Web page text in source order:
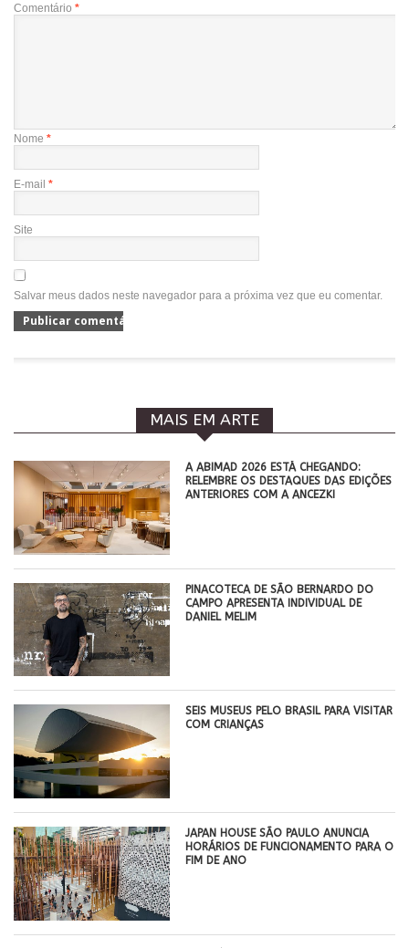
Comentário *
Nome *
E-mail *
Site
Salvar meus dados neste navegador para a próxima vez que eu comentar.
MAIS EM ARTE
A ABIMAD 2026 ESTÁ CHEGANDO:
RELEMBRE OS DESTAQUES DAS EDIÇÕES
ANTERIORES COM A ANCEZKI
PINACOTECA DE SÃO BERNARDO DO
CAMPO APRESENTA INDIVIDUAL DE
DANIEL MELIM
SEIS MUSEUS PELO BRASIL PARA VISITAR
COM CRIANÇAS
JAPAN HOUSE SÃO PAULO ANUNCIA
HORÁRIOS DE FUNCIONAMENTO PARA O
FIM DE ANO